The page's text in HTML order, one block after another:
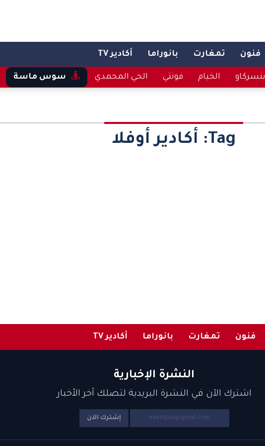
فنون تمغارت بانوراما أكادير TV
بنسركاو الخيام فونتي الحي المحمدي سوس ماسة
Tag: أكادير أوفلا
فنون تمغارت بانوراما أكادير TV
النشرة الإخبارية
اشترك الآن في النشرة البريدية لتصلك آخر الأخبار
إشترك الآن